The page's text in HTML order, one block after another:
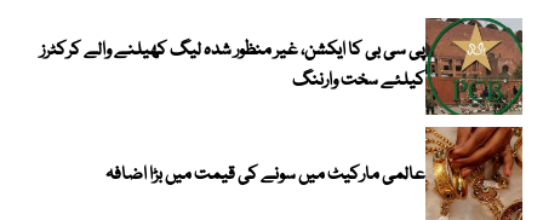
پی سی بی کا ایکشن، غیر منظور شدہ لیگ کھیلنے والے کرکٹرز
کیلئے سخت وارننگ
عالمی مارکیٹ میں سونے کی قیمت میں بڑا اضافہ